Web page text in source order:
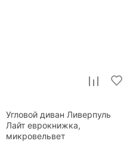
Угловой диван Ливерпуль
Лайт еврокнижка,
микровельвет